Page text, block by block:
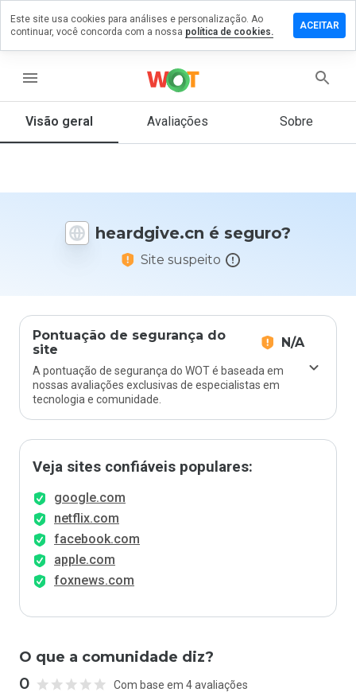
menu
Visão geral Avaliações Sobre
heardgive.cn é seguro?
Site suspeito
Pontuação de segurança do
site
N/A
A pontuação de segurança do WOT é baseada em
nossas avaliações exclusivas de especialistas em
tecnologia e comunidade.
Veja sites confiáveis populares:
google.com
netflix.com
facebook.com
apple.com
foxnews.com
O que a comunidade diz?
0 Com base em 4 avaliações
um
que
Este site usa cookies para análises e personalização. Ao
continuar, você concorda com a nossa política de cookies.
ACEITAR